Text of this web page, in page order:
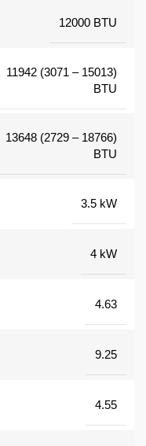
12000 BTU
11942 (3071 – 15013)
BTU
13648 (2729 – 18766)
BTU
3.5 kW
4 kW
4.63
9.25
4.55